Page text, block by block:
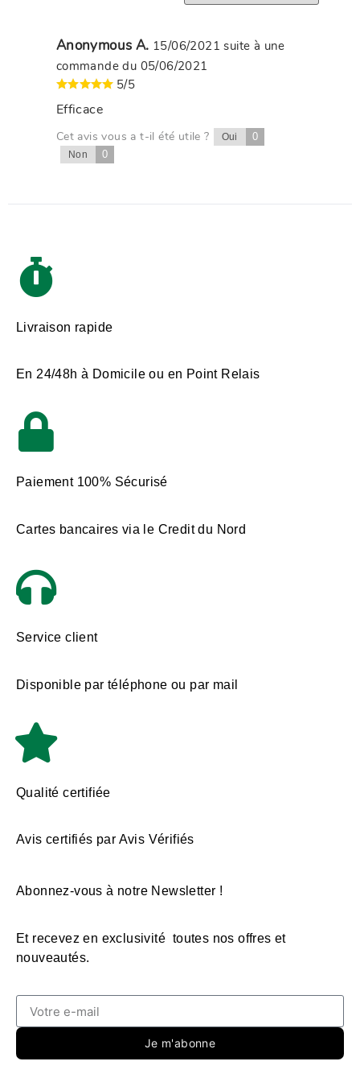
Anonymous A. 15/06/2021 suite à une
commande du 05/06/2021
5/5
Efficace
Cet avis vous a t-il été utile ? Oui 0
Non 0
Livraison rapide
En 24/48h à Domicile ou en Point Relais
Paiement 100% Sécurisé
Cartes bancaires via le Credit du Nord
Service client
Disponible par téléphone ou par mail
Qualité certifiée
Avis certifiés par Avis Vérifiés
Abonnez-vous à notre Newsletter !
Et recevez en exclusivité toutes nos offres et
nouveautés.
Je m'abonne